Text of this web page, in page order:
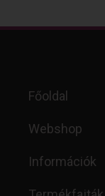
Főoldal
Webshop
Információk